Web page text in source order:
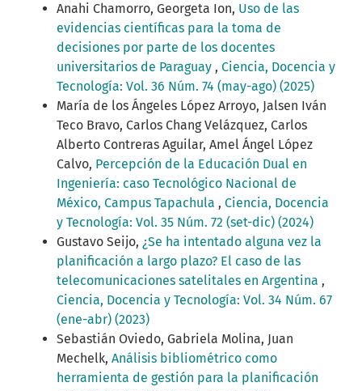
Anahi Chamorro, Georgeta Ion, Uso de las
evidencias científicas para la toma de
decisiones por parte de los docentes
universitarios de Paraguay , Ciencia, Docencia y
Tecnología: Vol. 36 Núm. 74 (may-ago) (2025)
María de los Ángeles López Arroyo, Jalsen Iván
Teco Bravo, Carlos Chang Velázquez, Carlos
Alberto Contreras Aguilar, Amel Ángel López
Calvo, Percepción de la Educación Dual en
Ingeniería: caso Tecnológico Nacional de
México, Campus Tapachula , Ciencia, Docencia
y Tecnología: Vol. 35 Núm. 72 (set-dic) (2024)
Gustavo Seijo, ¿Se ha intentado alguna vez la
planificación a largo plazo? El caso de las
telecomunicaciones satelitales en Argentina ,
Ciencia, Docencia y Tecnología: Vol. 34 Núm. 67
(ene-abr) (2023)
Sebastián Oviedo, Gabriela Molina, Juan
Mechelk, Análisis bibliométrico como
herramienta de gestión para la planificación